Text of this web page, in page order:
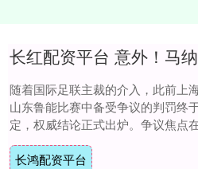
随着国际足联主裁的介入，此前上
山东鲁能比赛中备受争议的判罚终
定，权威结论正式出炉。争议焦点
赛中刘洋的传中球击中申花后卫马纳
臂，当值主....
长鸿配资平台